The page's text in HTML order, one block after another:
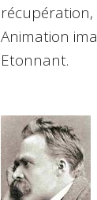
Animation
Etonnant.